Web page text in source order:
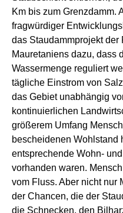
Km bis zum Grenzdamm.
fragwürdiger
das Staudammprojektder
Mauretaniens dazu, dass
Wassermenge reguliert
tägliche Einstrom von
das Gebiet unabhängig
kontinuierlichen
größerem Umfang
bescheidenen Wohlstand
entsprechende Wohn-
vorhanden waren.
vom Fluss. Aber nicht nur
der Chancen, die der Stau
die Schnecken, den